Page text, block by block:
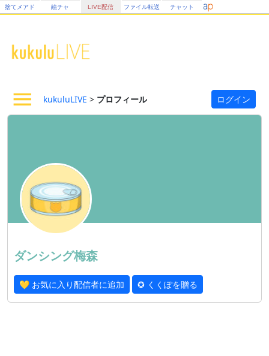
捨てメアド 絵チャ LIVE配信 ファイル転送 チャット
kukuluLIVE > プロフィール ログイン
ダンシング梅森
💛 お気に入り配信者に追加 ✪ くくぽを贈る